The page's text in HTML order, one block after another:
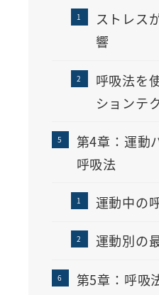
ストレス
響
呼吸法を
ションテ
第4章：運動
呼吸法
運動中の
運動別の
第5章：呼吸